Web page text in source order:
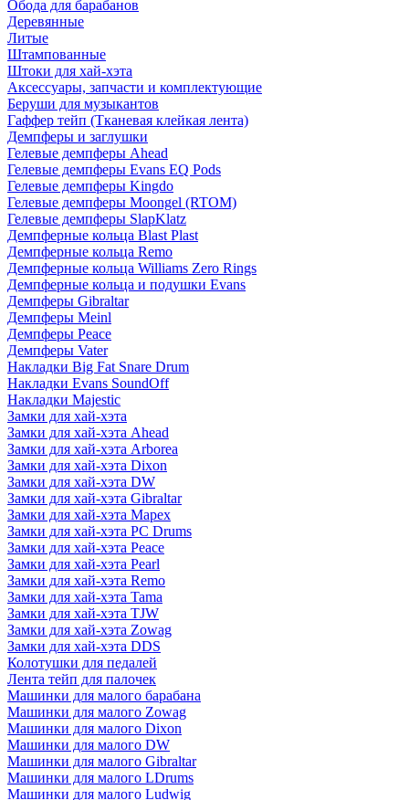
Обода для барабанов
Деревянные
Литые
Штампованные
Штоки для хай-хэта
Аксессуары, запчасти и комплектующие
Беруши для музыкантов
Гаффер тейп (Тканевая клейкая лента)
Демпферы и заглушки
Гелевые демпферы Ahead
Гелевые демпферы Evans EQ Pods
Гелевые демпферы Kingdo
Гелевые демпферы Moongel (RTOM)
Гелевые демпферы SlapKlatz
Демпферные кольца Blast Plast
Демпферные кольца Remo
Демпферные кольца Williams Zero Rings
Демпферные кольца и подушки Evans
Демпферы Gibraltar
Демпферы Meinl
Демпферы Peace
Демпферы Vater
Накладки Big Fat Snare Drum
Накладки Evans SoundOff
Накладки Majestic
Замки для хай-хэта
Замки для хай-хэта Ahead
Замки для хай-хэта Arborea
Замки для хай-хэта Dixon
Замки для хай-хэта DW
Замки для хай-хэта Gibraltar
Замки для хай-хэта Mapex
Замки для хай-хэта PC Drums
Замки для хай-хэта Peace
Замки для хай-хэта Pearl
Замки для хай-хэта Remo
Замки для хай-хэта Tama
Замки для хай-хэта TJW
Замки для хай-хэта Zowag
Замки для хай-хэта DDS
Колотушки для педалей
Лента тейп для палочек
Машинки для малого барабана
Машинки для малого Zowag
Машинки для малого Dixon
Машинки для малого DW
Машинки для малого Gibraltar
Машинки для малого LDrums
Машинки для малого Ludwig